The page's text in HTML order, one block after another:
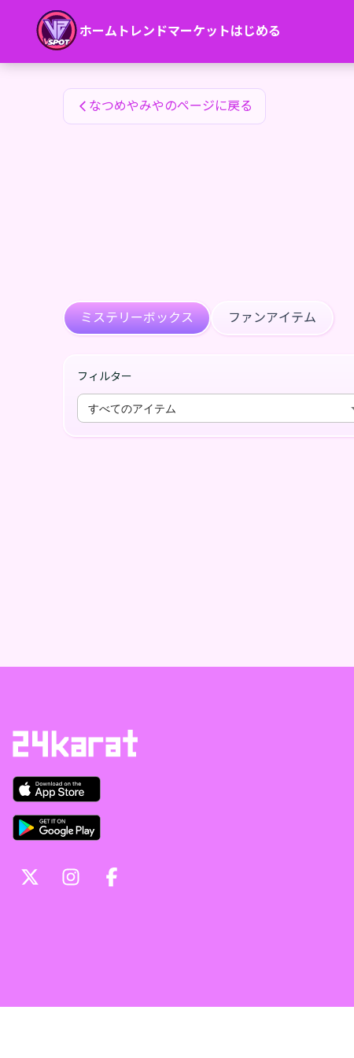
ホーム トレンドマーケットはじめる
なつめやみやのファンアイテム
なつめやみやのページに戻る
ミステリーボックス ファンアイテム
フィルター
すべてのアイテム
なつめやみやのファンアイテム — 24karat